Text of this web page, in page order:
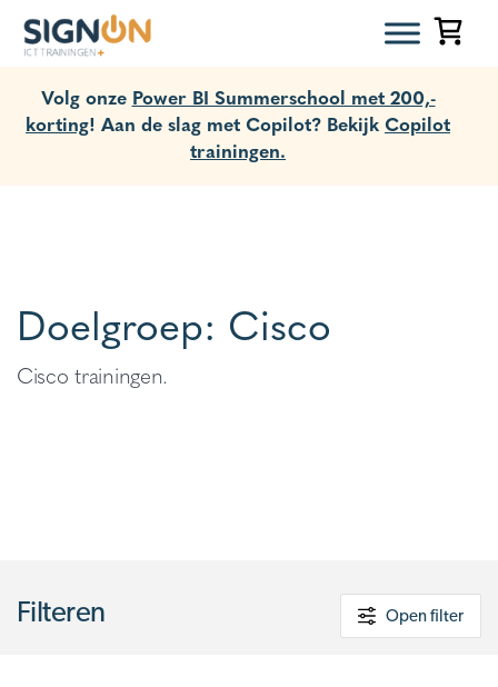
Volg onze Power BI Summerschool met 200,-
korting! Aan de slag met Copilot? Bekijk Copilot
trainingen.
Doelgroep: Cisco
Cisco trainingen.
Filteren Open filter